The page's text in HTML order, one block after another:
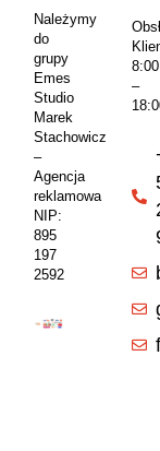
8:00
–
Należymy
do
grupy
Emes
Studio
Marek
Stachowicz
–
Agencja
reklamowa
NIP:
895
197
2592